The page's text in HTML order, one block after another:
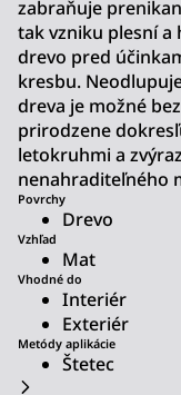
zabraňuje
tak vzniku plesní a
drevo pred
kresbu.
dreva je možné
prirodzene
letokruhmi a
nenahraditeľného
Povrchy
Drevo
Vzhľad
Mat
Vhodné do
Interiér
Exteriér
Metódy aplikácie
Štetec